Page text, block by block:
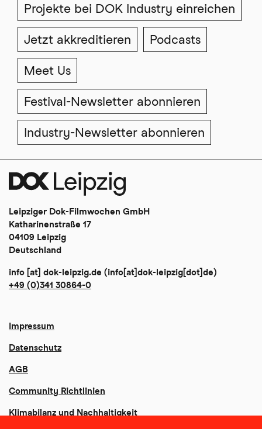
Projekte bei DOK Industry einreichen
Jetzt akkreditieren Podcasts
Meet Us
Festival-Newsletter abonnieren
Industry-Newsletter abonnieren
Leipziger Dok-Filmwochen GmbH
Katharinenstraße 17
04109 Leipzig
Deutschland
info [at] dok-leipzig.de (info[at]dok-leipzig[dot]de)
+49 (0)341 30864-0
Impressum
Datenschutz
AGB
Community Richtlinien
Klimabilanz und Nachhaltigkeit